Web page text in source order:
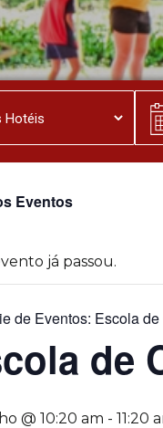
Eventos
já passou.
de Eventos: Escola
de
@ 10:20 am - 11:20